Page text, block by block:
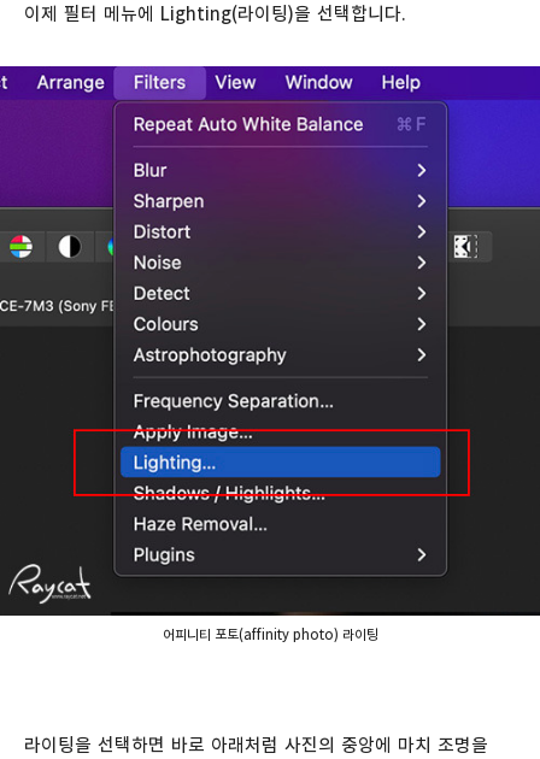
이제 필터 메뉴에 Lighting(라이팅)을 선택합니다.
어피니티 포토(affinity photo) 라이팅
라이팅을 선택하면 바로 아래처럼 사진의 중앙에 마치 조명을